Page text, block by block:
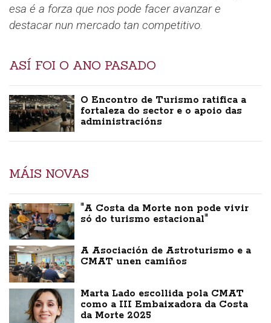
esa é a forza que nos pode facer avanzar e
destacar nun mercado tan competitivo.
ASÍ FOI O ANO PASADO
O Encontro de Turismo ratifica a
fortaleza do sector e o apoio das
administracións
MÁIS NOVAS
"A Costa da Morte non pode vivir
só do turismo estacional"
A Asociación de Astroturismo e a
CMAT unen camiños
Marta Lado escollida pola CMAT
como a III Embaixadora da Costa
da Morte 2025